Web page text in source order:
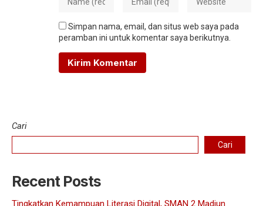
Simpan nama, email, dan situs web saya pada
peramban ini untuk komentar saya berikutnya.
Cari
Cari
Recent Posts
Tingkatkan Kemampuan Literasi Digital, SMAN 2 Madiun